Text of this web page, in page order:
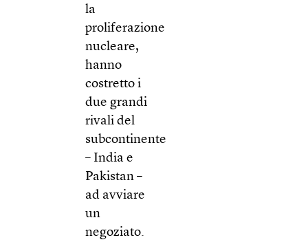
la
proliferazione
nucleare,
hanno
costretto i
due grandi
rivali del
subcontinente
– India e
Pakistan –
ad avviare
un
negoziato.